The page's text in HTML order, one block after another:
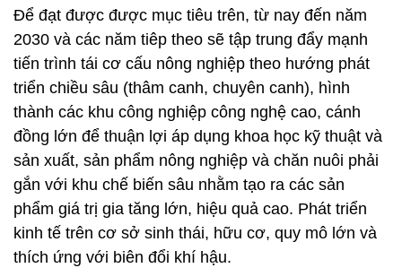
Để đạt được được mục tiêu trên, từ nay đến năm
2030 và các năm tiêp theo sẽ tập trung đẩy mạnh
tiến trình tái cơ cấu nông nghiệp theo hướng phát
triển chiều sâu (thâm canh, chuyên canh), hình
thành các khu công nghiệp công nghệ cao, cánh
đồng lớn để thuận lợi áp dụng khoa học kỹ thuật và
sản xuất, sản phẩm nông nghiệp và chăn nuôi phải
gắn với khu chế biến sâu nhằm tạo ra các sản
phẩm giá trị gia tăng lớn, hiệu quả cao. Phát triển
kinh tế trên cơ sở sinh thái, hữu cơ, quy mô lớn và
thích ứng với biên đổi khí hậu.